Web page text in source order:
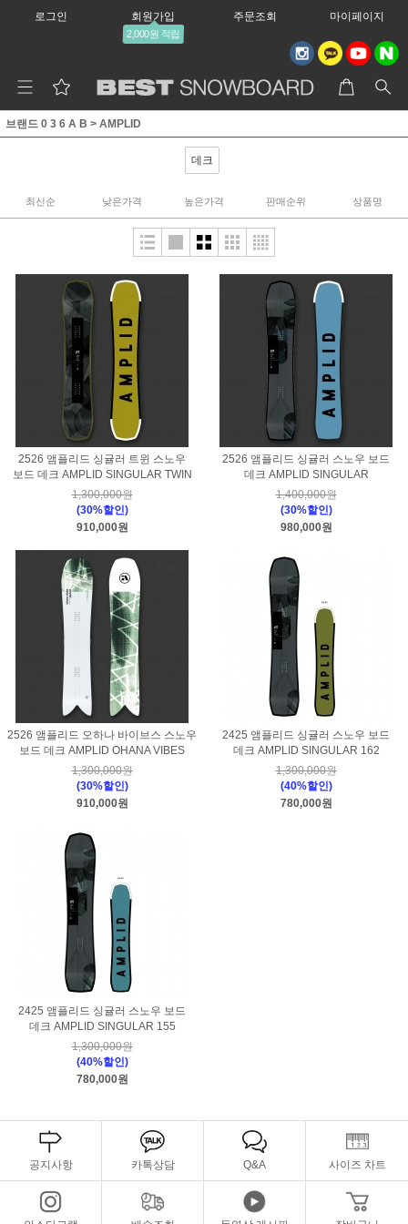
로그인 회원가입
2,000원 적립
주문조회 마이페이지
브랜드 0 3 6 A B > AMPLID
데크
최신순 낮은가격 높은가격 판매순위 상품명
2526 앰플리드 싱귤러 트윈 스노우
보드 데크 AMPLID SINGULAR TWIN
1,300,000원
(30%할인)
910,000원
2526 앰플리드 싱귤러 스노우 보드
데크 AMPLID SINGULAR
1,400,000원
(30%할인)
980,000원
2526 앰플리드 오하나 바이브스 스노우
보드 데크 AMPLID OHANA VIBES
1,300,000원
(30%할인)
910,000원
2425 앰플리드 싱귤러 스노우 보드
데크 AMPLID SINGULAR 162
1,300,000원
(40%할인)
780,000원
2425 앰플리드 싱귤러 스노우 보드
데크 AMPLID SINGULAR 155
1,300,000원
(40%할인)
780,000원
공지사항 카톡상담 Q&A 사이즈 차트